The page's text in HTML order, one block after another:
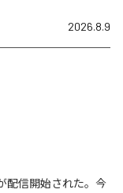
2026.8.9
配信開始された。今